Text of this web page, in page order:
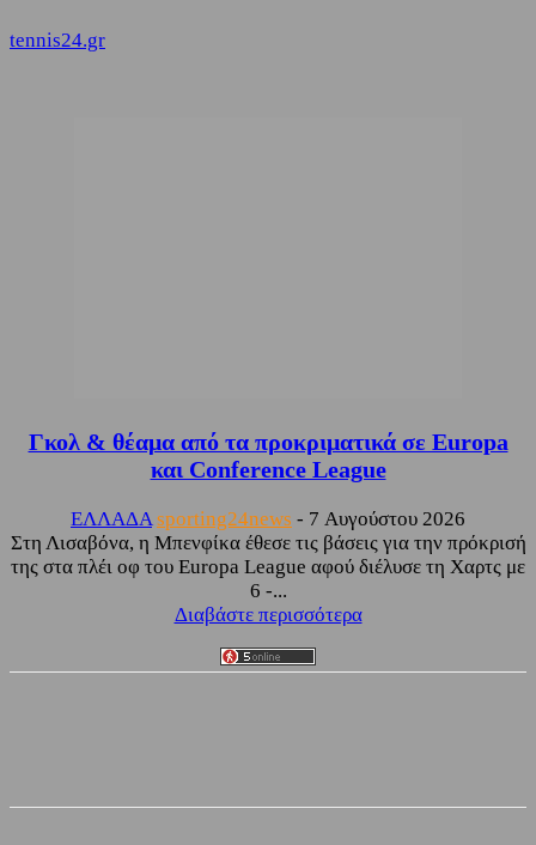
tennis24.gr
Γκολ & θέαμα από τα προκριματικά σε Europa
και Conference League
ΕΛΛΑΔΑ sporting24news - 7 Αυγούστου 2026
Στη Λισαβόνα, η Μπενφίκα έθεσε τις βάσεις για την πρόκρισή
της στα πλέι οφ του Europa League αφού διέλυσε τη Χαρτς με
6 -...
Διαβάστε περισσότερα